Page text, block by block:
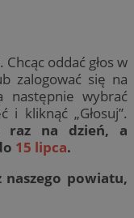
oddać głos w
zalogować się na
następnie wybrać
i kliknąć „Głosuj”.
raz na dzień, a
15 lipca.
naszego powiatu,